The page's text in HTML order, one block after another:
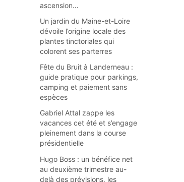
ascension…
Un jardin du Maine-et-Loire
dévoile l’origine locale des
plantes tinctoriales qui
colorent ses parterres
Fête du Bruit à Landerneau :
guide pratique pour parkings,
camping et paiement sans
espèces
Gabriel Attal zappe les
vacances cet été et s’engage
pleinement dans la course
présidentielle
Hugo Boss : un bénéfice net
au deuxième trimestre au-
delà des prévisions, les